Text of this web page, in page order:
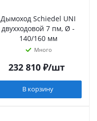
Дымоход Schiedel UNI
двухходовой 7 пм, Ø -
140/160 мм
Много
232 810₽/шт
В корзину